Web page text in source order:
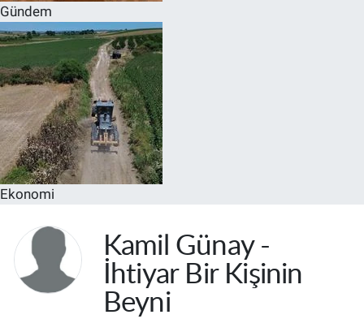
Gündem
Ekonomi
Kamil Günay -
İhtiyar Bir Kişinin
Beyni